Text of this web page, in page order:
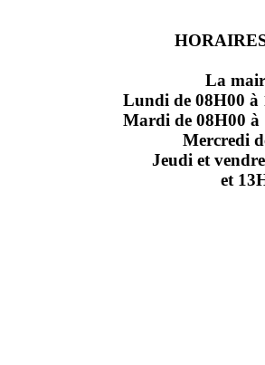
La
Lundi de 08H00 à
Mardi de 08H00 à
Mercredi
Jeudi et
et